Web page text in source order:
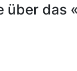
das